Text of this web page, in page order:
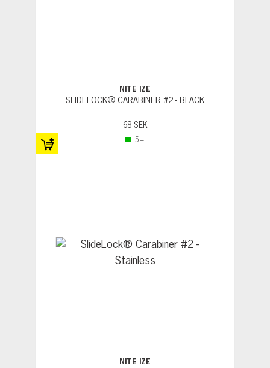
NITE IZE
SLIDELOCK® CARABINER #2 - BLACK
68 SEK
5+
NITE IZE